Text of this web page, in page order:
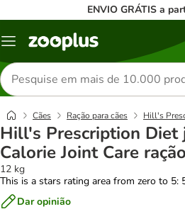
ENVIO GRÁTIS a
Menu
Pesquisar
produtos
Cães Ração para cães Hill's
Hill's Prescription Diet
Calorie Joint Care
12 kg
This is a stars rating area from zero to 5:
Dar opinião